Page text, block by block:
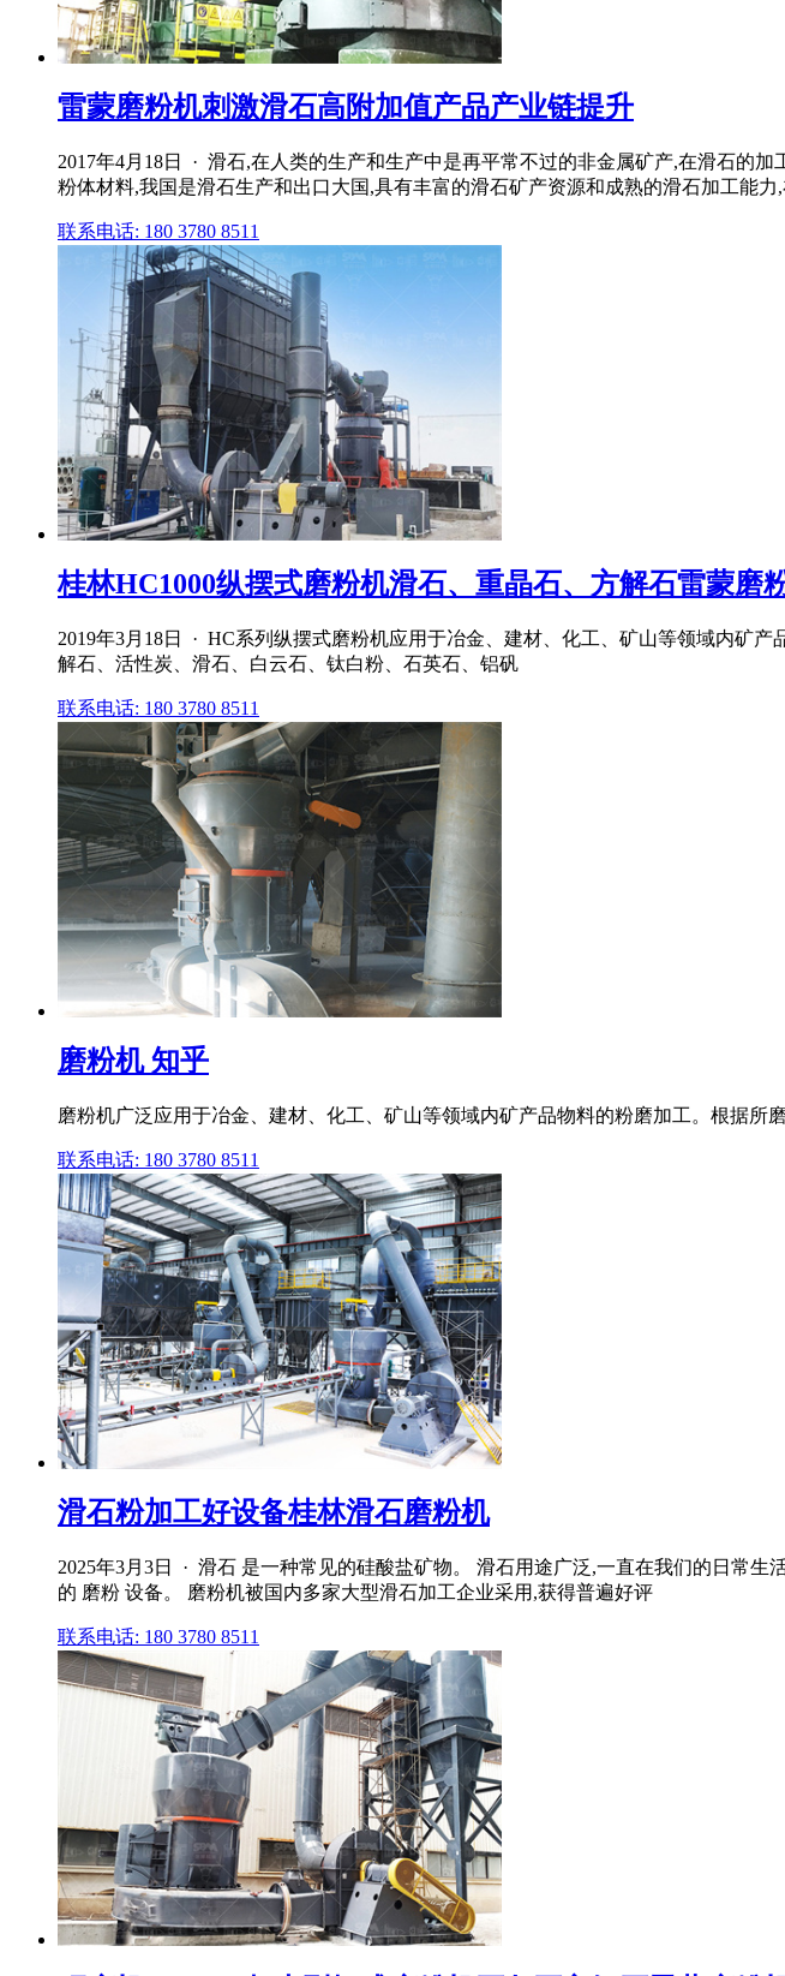
雷蒙磨粉机刺激滑石高附加值产品产业链提升
2017年4月18日 · 滑石,在人类的生产和生产中是再平常不过的非金属矿产,在滑石的
粉体材料,我国是滑石生产和出口大国,具有丰富的滑石矿产资源和成熟的滑石加工能
联系电话: 180 3780 8511
桂林HC1000纵摆式磨粉机滑石、重晶石、方解石雷蒙磨
2019年3月18日 · HC系列纵摆式磨粉机应用于冶金、建材、化工、矿山等领域内矿
解石、活性炭、滑石、白云石、钛白粉、石英石、铝矾
联系电话: 180 3780 8511
磨粉机 知乎
磨粉机广泛应用于冶金、建材、化工、矿山等领域内矿产品物料的粉磨加工。根据所
联系电话: 180 3780 8511
滑石粉加工好设备桂林滑石磨粉机
2025年3月3日 · 滑石 是一种常见的硅酸盐矿物。 滑石用途广泛,一直在我们的日常
的 磨粉 设备。 磨粉机被国内多家大型滑石加工企业采用,获得普遍好评
联系电话: 180 3780 8511